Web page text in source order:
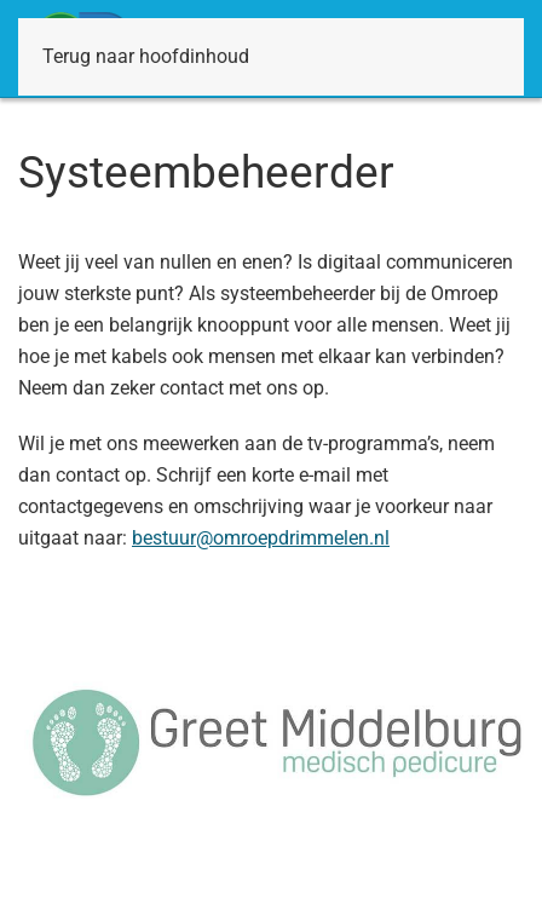
Terug naar hoofdinhoud
Systeembeheerder
Weet jij veel van nullen en enen? Is digitaal communiceren
jouw sterkste punt? Als systeembeheerder bij de Omroep
ben je een belangrijk knooppunt voor alle mensen. Weet jij
hoe je met kabels ook mensen met elkaar kan verbinden?
Neem dan zeker contact met ons op.
Wil je met ons meewerken aan de tv-programma’s, neem
dan contact op. Schrijf een korte e-mail met
contactgegevens en omschrijving waar je voorkeur naar
uitgaat naar: bestuur@omroepdrimmelen.nl